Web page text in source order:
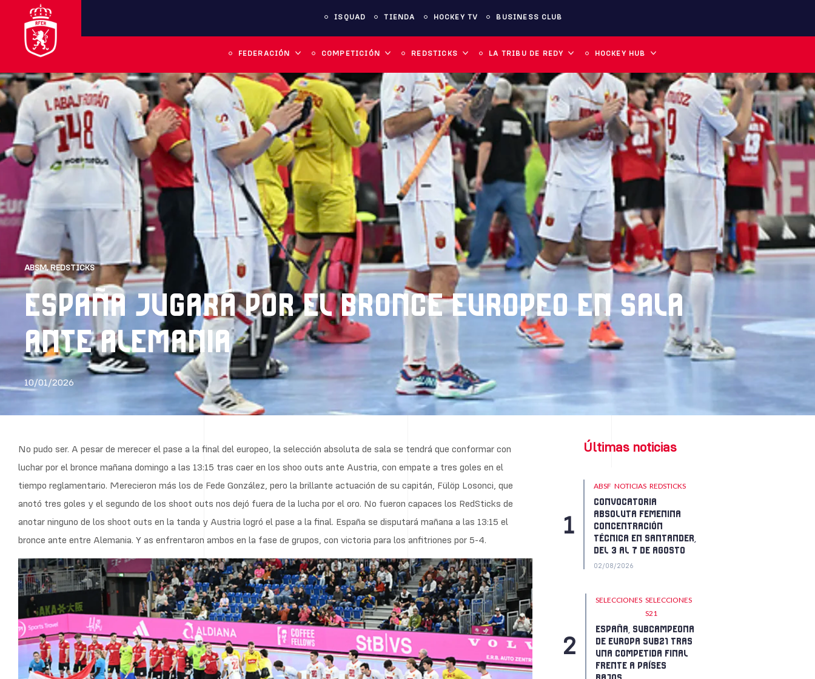
ISQUAD TIENDA HOCKEY TV BUSINESS CLUB
FEDERACIÓN COMPETICIÓN REDSTICKS LA TRIBU DE REDY HOCKEY HUB
ABSM,REDSTICKS
ESPAÑA JUGARÁ POR EL BRONCE EUROPEO EN SALA
ANTE ALEMANIA
10/01/2026
No pudo ser. A pesar de merecer el pase a la final del europeo, la selección absoluta de sala se tendrá que conformar con
luchar por el bronce mañana domingo a las 13:15 tras caer en los shoo outs ante Austria, con empate a tres goles en el
tiempo reglamentario. Merecieron más los de Fede González, pero la brillante actuación de su capitán, Fülöp Losonci, que
anotó tres goles y el segundo de los shoot outs nos dejó fuera de la lucha por el oro. No fueron capaces los RedSticks de
anotar ninguno de los shoot outs en la tanda y Austria logró el pase a la final. España se disputará mañana a las 13:15 el
bronce ante entre Alemania. Y as enfrentaron ambos en la fase de grupos, con victoria para los anfitriones por 5-4.
Últimas noticias
ABSF NOTICIAS REDSTICKS
CONVOCATORIA
ABSOLUTA FEMENINA
CONCENTRACIÓN
TÉCNICA EN SANTANDER,
DEL 3 AL 7 DE AGOSTO
02/08/2026
SELECCIONES SELECCIONES
S21
ESPAÑA, SUBCAMPEONA
DE EUROPA SUB21 TRAS
UNA COMPETIDA FINAL
FRENTE A PAÍSES